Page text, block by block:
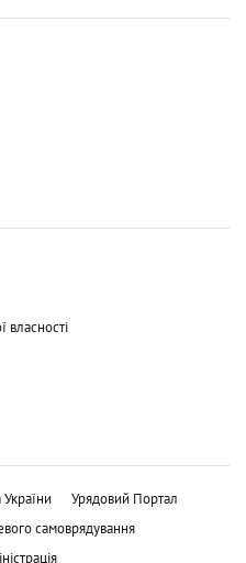
власності
Урядовий Портал
самоврядування